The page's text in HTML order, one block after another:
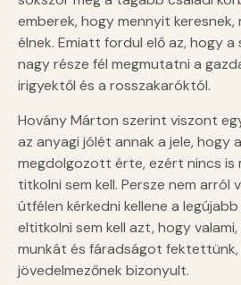
emberek, hogy mennyit keresnek,
élnek. Emiatt fordul elő az, hogy a
nagy része fél megmutatni a
irigyektől és a rosszakaróktól.
Hovány Márton szerint viszont
az anyagi jólét annak a jele, hogy
megdolgozott érte, ezért nincs is
titkolni sem kell. Persze nem arról
útfélen kérkedni kellene a
eltitkolni sem kell azt, hogy
munkát és fáradságot fektettünk,
jövedelmezőnek bizonyult.